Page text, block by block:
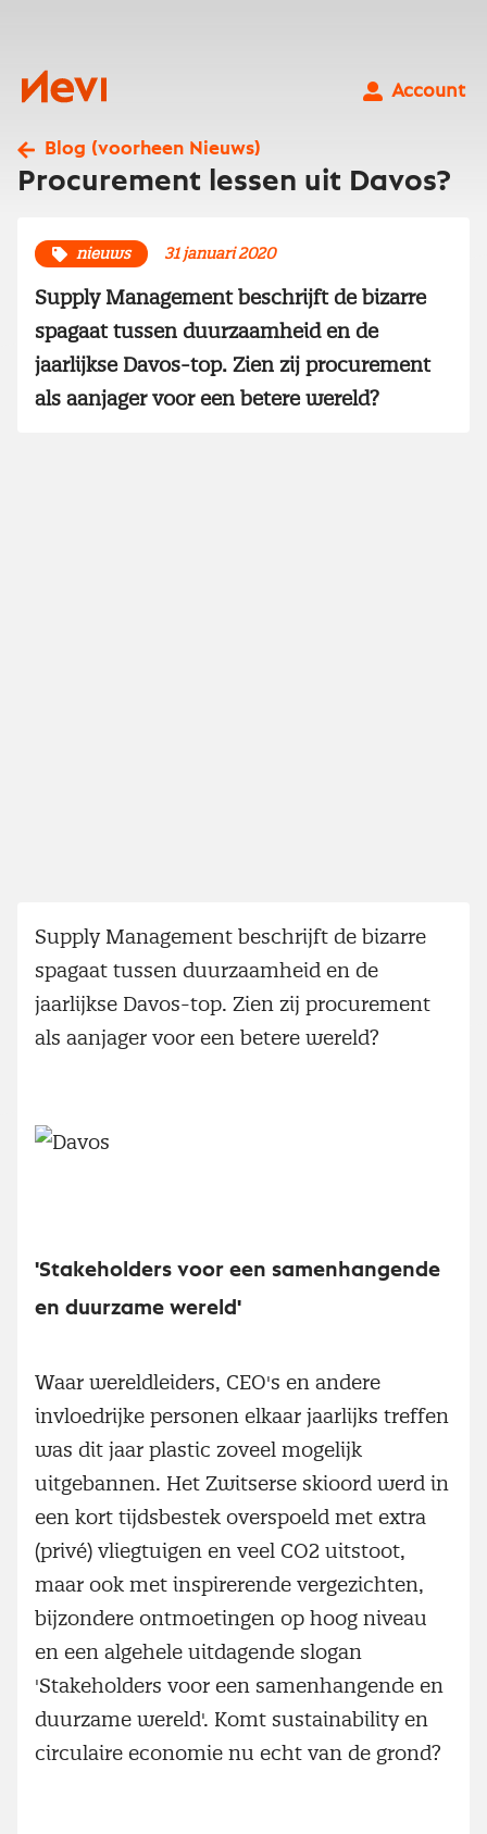
Nevi
Account
Blog (voorheen Nieuws)
Procurement lessen uit Davos?
nieuws 31 januari 2020
Supply Management beschrijft de bizarre
spagaat tussen duurzaamheid en de
jaarlijkse Davos-top. Zien zij procurement
als aanjager voor een betere wereld?
Supply Management beschrijft de bizarre
spagaat tussen duurzaamheid en de
jaarlijkse Davos-top. Zien zij procurement
als aanjager voor een betere wereld?
'Stakeholders voor een samenhangende
en duurzame wereld'
Waar wereldleiders, CEO's en andere
invloedrijke personen elkaar jaarlijks treffen
was dit jaar plastic zoveel mogelijk
uitgebannen. Het Zwitserse skioord werd in
een kort tijdsbestek overspoeld met extra
(privé) vliegtuigen en veel CO2 uitstoot,
maar ook met inspirerende vergezichten,
bijzondere ontmoetingen op hoog niveau
en een algehele uitdagende slogan
'Stakeholders voor een samenhangende en
duurzame wereld'. Komt sustainability en
circulaire economie nu echt van de grond?